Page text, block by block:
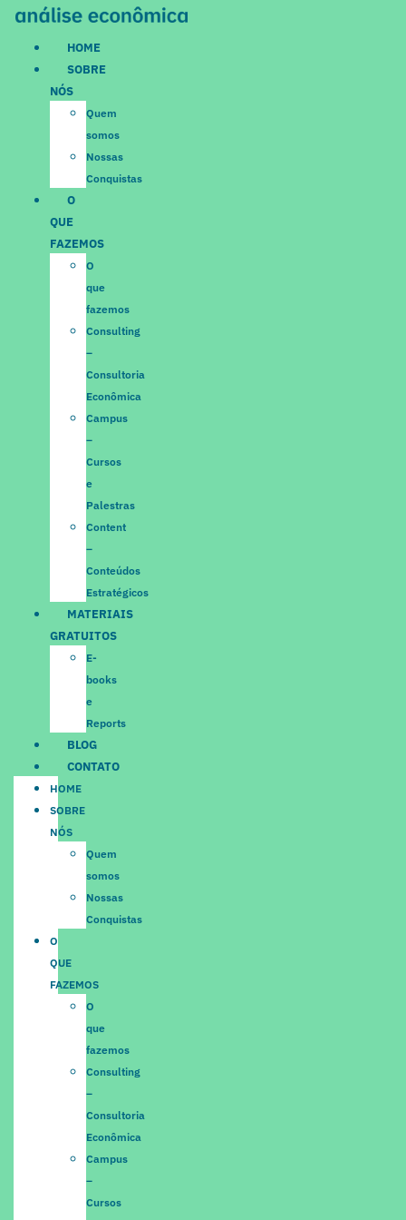
conteúdo
HOME
SOBRE
NÓS
Quem
somos
Nossas
Conquistas
O
QUE
FAZEMOS
O
que
fazemos
Consulting
–
Consultoria
Econômica
Campus
–
Cursos
e
Palestras
Content
–
Conteúdos
Estratégicos
MATERIAIS
GRATUITOS
E-
books
e
Reports
BLOG
CONTATO
HOME
SOBRE
NÓS
Quem
somos
Nossas
Conquistas
O
QUE
FAZEMOS
O
que
fazemos
Consulting
–
Consultoria
Econômica
Campus
–
Cursos